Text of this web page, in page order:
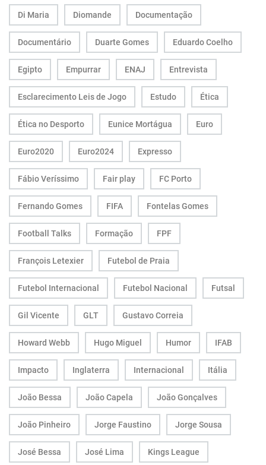
Di Maria Diomande Documentação
Documentário Duarte Gomes Eduardo Coelho
Egipto Empurrar ENAJ Entrevista
Esclarecimento Leis de Jogo Estudo Ética
Ética no Desporto Eunice Mortágua Euro
Euro2020 Euro2024 Expresso
Fábio Veríssimo Fair play FC Porto
Fernando Gomes FIFA Fontelas Gomes
Football Talks Formação FPF
François Letexier Futebol de Praia
Futebol Internacional Futebol Nacional Futsal
Gil Vicente GLT Gustavo Correia
Howard Webb Hugo Miguel Humor IFAB
Impacto Inglaterra Internacional Itália
João Bessa João Capela João Gonçalves
João Pinheiro Jorge Faustino Jorge Sousa
José Bessa José Lima Kings League